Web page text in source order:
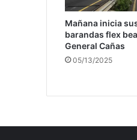
Mañana inicia
barandas flex
General Cañas
05/13/2025